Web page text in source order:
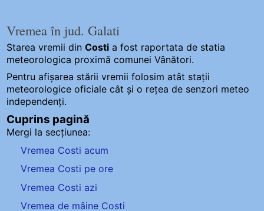
Vremea în jud. Galati
Starea vremii dinCosti a fost raportata de statia
meteorologica proximă comunei Vânători.
Pentru afișarea stării vremii folosim atât stații
meteorologice oficiale cât și o rețea de senzori meteo
independenți.
Cuprins pagină
Mergi la secțiunea:
Vremea Costi acum
Vremea Costi pe ore
Vremea Costi azi
Vremea de mâine Costi